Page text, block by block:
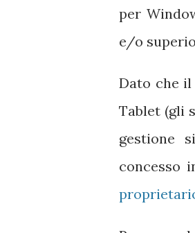
per
e/o
Dato che
Tablet (gli
gestione
concesso